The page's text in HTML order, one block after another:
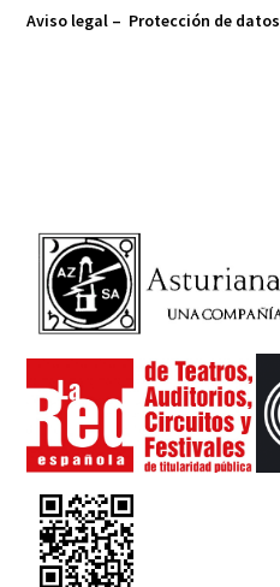
Aviso legal – Protección de datos